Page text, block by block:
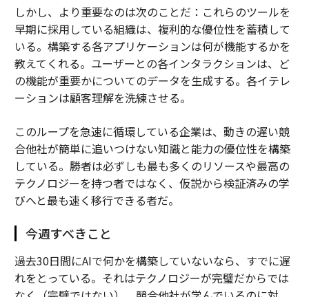
しかし、より重要なのは次のことだ：これらのツールを
早期に採用している組織は、複利的な優位性を蓄積して
いる。構築する各アプリケーションは何が機能するかを
教えてくれる。ユーザーとの各インタラクションは、ど
の機能が重要かについてのデータを生成する。各イテレ
ーションは顧客理解を洗練させる。
このループを急速に循環している企業は、動きの遅い競
合他社が簡単に追いつけない知識と能力の優位性を構築
している。勝者は必ずしも最も多くのリソースや最高の
テクノロジーを持つ者ではなく、仮説から検証済みの学
びへと最も速く移行できる者だ。
今週すべきこと
過去30日間にAIで何かを構築していないなら、すでに遅
れをとっている。それはテクノロジーが完璧だからでは